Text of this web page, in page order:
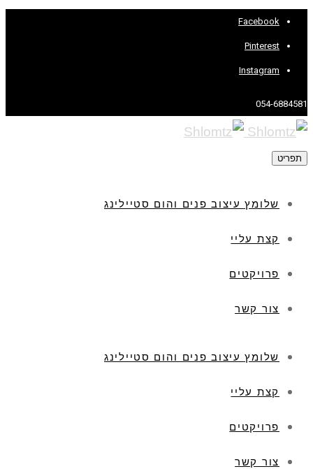
Facebook
Pinterest
Instagram
054-6884581
תפריט
שלומץ עיצוב פנים והום סטיילינג
קצת עליי
פרויקטים
צור קשר
שלומץ עיצוב פנים והום סטיילינג
קצת עליי
פרויקטים
צור קשר